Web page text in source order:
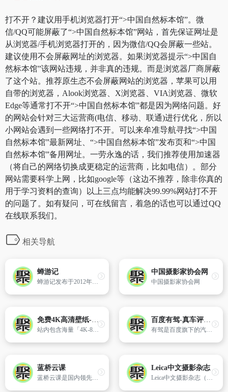
打不开？建议用手机浏览器打开“>中国自然标本馆”。微
信/QQ可能屏蔽了“>中国自然标本馆”网站，首先保证网址是
从浏览器/手机浏览器打开的，因为微信/QQ会屏蔽一些站。
建议使用不会屏蔽网址的浏览器。如果浏览器提示“>中国自
然标本馆”该网站违规，并非真的违规。而是浏览器厂商屏蔽
了这个站。推荐原生态不会屏蔽网站的浏览器，苹果可以用
自带的浏览器，Alook浏览器、X浏览器、VIA浏览器、微软
Edge等通常打不开“>中国自然标本馆”都是因为网络问题。好
的网站会针对三大运营商(电信、移动、联通)进行优化，所以
小网站会遇到一些网络打不开。可以来牟准导航寻找“>中国
自然标本馆”最新网址、“>中国自然标本馆”发布页和“>中国
自然标本馆”备用网址。一劳永逸的话，我们推荐使用加速器
（将自己的网络切换成更稳定的运营商，比如电信）。部分
网站需要科学上网，比如google等（这边不推荐，除非你真的
用于学习资料的查询）以上三点均能解决99.99%网站打不开
的问题了。如有疑问，可在线留言，着急的话也可以通过QQ
在线联系我们。
相关导航
蝉游记
蝉游记发布于2012年末,前期定位于“游记制作工具”,积累数万篇游记后,2014年新增目的地口袋书服务,用结构化的游记碎片重组为目的地指南,在工具之外拓展旅行资讯服务。
中国摄影家协会网
中国摄影家协会网
免费4K高清壁纸-电脑背景图片-Mac壁纸网站「哲风壁纸」
站内包含海量「4K-8K」高清「电脑桌面壁纸」「手机壁纸」「头像制作」均可「免费下载」，激励壁纸壁纸爱好者分享交流，打造综合类壁纸社区。
百度有驾-真车评，懂行情！
有驾是百度旗下的汽车信息与服务平台，拥有海量专业的汽车资讯、清晰详细的车型信息、真实可信的车主口碑，并为用户提供直播、视频、图集、小视频、热门话题、精选栏目、小驾问答等多元化的汽车内容呈现方式，意在助力汽车消费者做出准确高效的选购车决策。
蓝桥云课
蓝桥云课是国内领先的IT在线编程及在线实训学习平台，专业导师提供精选的实践项目，创新的技术使得学习者无需配置繁琐的本地环境，随时在线流畅使用。
Leica中文摄影杂志
Leica中文摄影杂志（www.leica.org.cn）摄影改变生活,中文独立摄影阅读。